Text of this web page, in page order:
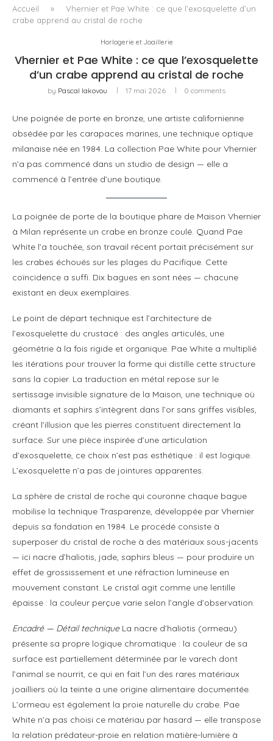
Accueil »
Vhernier et Pae White : ce que l’exosquelette d’un
crabe apprend au cristal de roche
Horlogerie et Joaillerie
Vhernier et Pae White : ce que l’exosquelette
d’un crabe apprend au cristal de roche
by Pascal Iakovou 17 mai 2026 0 comments
Une poignée de porte en bronze, une artiste californienne
obsédée par les carapaces marines, une technique optique
milanaise née en 1984. La collection Pae White pour Vhernier
n’a pas commencé dans un studio de design — elle a
commencé à l’entrée d’une boutique.
La poignée de porte de la boutique phare de Maison Vhernier
à Milan représente un crabe en bronze coulé. Quand Pae
White l’a touchée, son travail récent portait précisément sur
les crabes échoués sur les plages du Pacifique. Cette
coïncidence a suffi. Dix bagues en sont nées — chacune
existant en deux exemplaires.
Le point de départ technique est l’architecture de
l’exosquelette du crustacé : des angles articulés, une
géométrie à la fois rigide et organique. Pae White a multiplié
les itérations pour trouver la forme qui distille cette structure
sans la copier. La traduction en métal repose sur le
sertissage invisible signature de la Maison, une technique où
diamants et saphirs s’intègrent dans l’or sans griffes visibles,
créant l’illusion que les pierres constituent directement la
surface. Sur une pièce inspirée d’une articulation
d’exosquelette, ce choix n’est pas esthétique : il est logique.
L’exosquelette n’a pas de jointures apparentes.
La sphère de cristal de roche qui couronne chaque bague
mobilise la technique Trasparenze, développée par Vhernier
depuis sa fondation en 1984. Le procédé consiste à
superposer du cristal de roche à des matériaux sous-jacents
— ici nacre d’haliotis, jade, saphirs bleus — pour produire un
effet de grossissement et une réfraction lumineuse en
mouvement constant. Le cristal agit comme une lentille
épaisse : la couleur perçue varie selon l’angle d’observation.
Encadré — Détail techniqueLa nacre d’haliotis (ormeau)
présente sa propre logique chromatique : la couleur de sa
surface est partiellement déterminée par le varech dont
l’animal se nourrit, ce qui en fait l’un des rares matériaux
joailliers où la teinte a une origine alimentaire documentée.
L’ormeau est également la proie naturelle du crabe. Pae
White n’a pas choisi ce matériau par hasard — elle transpose
la relation prédateur-proie en relation matière-lumière à